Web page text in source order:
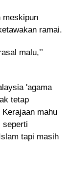
meskipun
ramai.
malu,’’
'agama
tetap
mahu
seperti
tapi masih